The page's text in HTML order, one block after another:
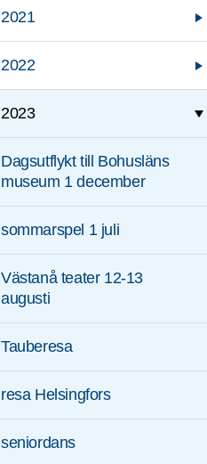
2021
2022
2023
Dagsutflykt till Bohusläns
museum 1 december
sommarspel 1 juli
Västanå teater 12-13
augusti
Tauberesa
resa Helsingfors
seniordans